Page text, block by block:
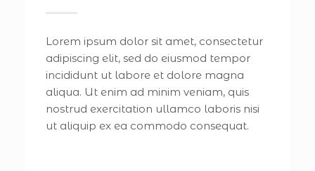
Lorem ipsum dolor sit amet, consectetur
adipiscing elit, sed do eiusmod tempor
incididunt ut labore et dolore magna
aliqua. Ut enim ad minim veniam, quis
nostrud exercitation ullamco laboris nisi
ut aliquip ex ea commodo consequat.